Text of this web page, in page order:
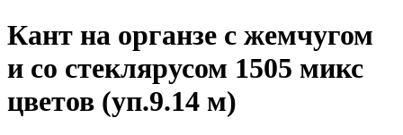
Кант на органзе с жемчугом
и со стеклярусом 1505 микс
цветов (уп.9.14 м)